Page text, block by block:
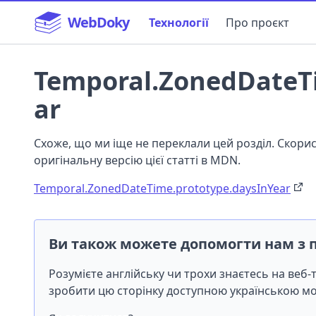
WebDoky Технології Про проєкт
ar
Схоже, що ми іще не переклали цей розділ.
оригінальну версію цієї статті в MDN.
Temporal.ZonedDateTime.prototype.daysInYear
Ви також можете допомогти нам з
Розумієте англійську чи трохи знаєтесь на
зробити цю сторінку доступною українською